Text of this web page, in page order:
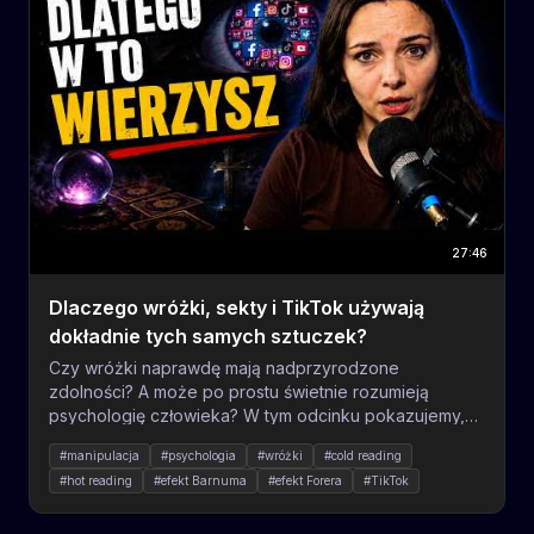
27:46
Dlaczego wróżki, sekty i TikTok używają
dokładnie tych samych sztuczek?
Czy wróżki naprawdę mają nadprzyrodzone
zdolności? A może po prostu świetnie rozumieją
psychologię człowieka? W tym odcinku pokazujemy,
jak działa cold reading, hot reading, efekt Barnuma-
Forera oraz inne mechanizmy, dzięki którym wróżbici,
guru, sekty, sprzedawcy i influencerzy potrafią
sprawiać wrażenie, że wiedzą o nas znacznie więcej,
#manipulacja #psychologia #wróżki
#cold reading
#hot reading
#efekt Barnuma #efekt Forera
#TikTok